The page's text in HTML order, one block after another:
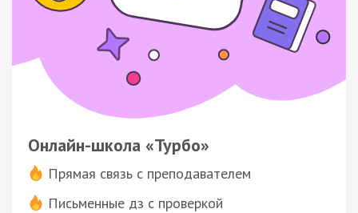
Онлайн-школа «Турбо»
Прямая связь с преподавателем
Письменные дз с проверкой